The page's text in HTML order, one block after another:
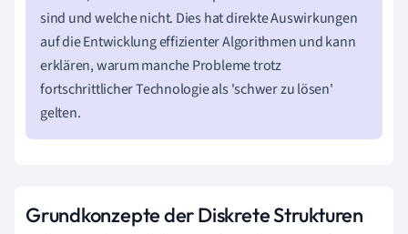
sind und welche nicht. Dies hat direkte Auswirkungen
auf die Entwicklung effizienter Algorithmen und kann
erklären, warum manche Probleme trotz
fortschrittlicher Technologie als 'schwer zu lösen'
gelten.
Grundkonzepte der Diskrete Strukturen